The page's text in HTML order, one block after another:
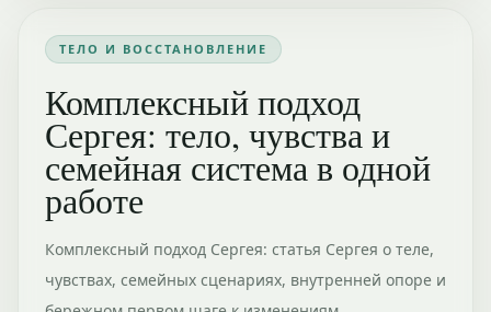
ТЕЛО И ВОССТАНОВЛЕНИЕ
Комплексный подход
Сергея: тело, чувства и
семейная система в одной
работе
Комплексный подход Сергея: статья Сергея о теле,
чувствах, семейных сценариях, внутренней опоре и